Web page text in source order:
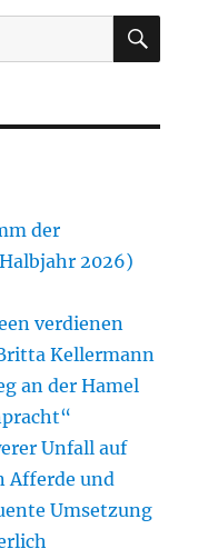
der
2026)
verdienen
Kellermann
an der Hamel
Unfall auf
Afferde und
Umsetzung